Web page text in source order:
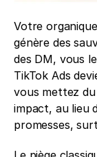
Votre
génère des
des DM, vous
TikTok Ads
vous mettez
impact, au lieu
promesses,